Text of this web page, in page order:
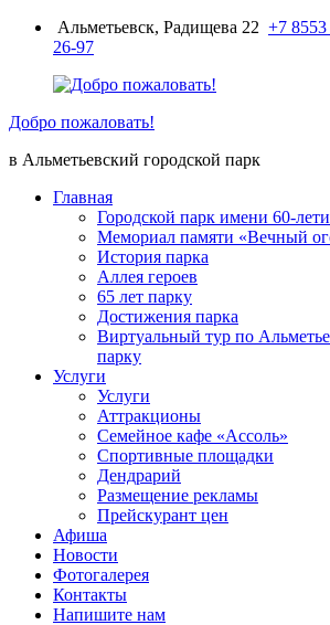
ПерейтиАльметьевск, Радищева 22 +7
26-97
Добро пожаловать!
в Альметьевский городской парк
Главная
Городской парк имени 60-
Мемориал памяти «Вечный
История парка
Аллея героев
65 лет парку
Достижения парка
Виртуальный тур по
парку
Услуги
Услуги
Аттракционы
Семейное кафе «Ассоль»
Спортивные площадки
Дендрарий
Размещение рекламы
Прейскурант цен
Афиша
Новости
Фотогалерея
Контакты
Напишите нам